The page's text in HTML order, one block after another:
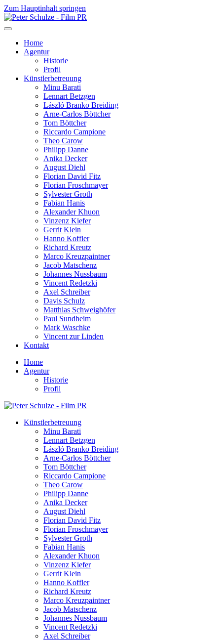
Zum Hauptinhalt springen
Home
Agentur
Historie
Profil
Künstlerbetreuung
Minu Barati
Lennart Betzgen
László Branko Breiding
Arne-Carlos Böttcher
Tom Böttcher
Riccardo Campione
Theo Carow
Philipp Danne
Anika Decker
August Diehl
Florian David Fitz
Florian Froschmayer
Sylvester Groth
Fabian Hanis
Alexander Khuon
Vinzenz Kiefer
Gerrit Klein
Hanno Koffler
Richard Kreutz
Marco Kreuzpaintner
Jacob Matschenz
Johannes Nussbaum
Vincent Redetzki
Axel Schreiber
Davis Schulz
Matthias Schweighöfer
Paul Sundheim
Mark Waschke
Vincent zur Linden
Kontakt
Home
Agentur
Historie
Profil
Künstlerbetreuung
Minu Barati
Lennart Betzgen
László Branko Breiding
Arne-Carlos Böttcher
Tom Böttcher
Riccardo Campione
Theo Carow
Philipp Danne
Anika Decker
August Diehl
Florian David Fitz
Florian Froschmayer
Sylvester Groth
Fabian Hanis
Alexander Khuon
Vinzenz Kiefer
Gerrit Klein
Hanno Koffler
Richard Kreutz
Marco Kreuzpaintner
Jacob Matschenz
Johannes Nussbaum
Vincent Redetzki
Axel Schreiber